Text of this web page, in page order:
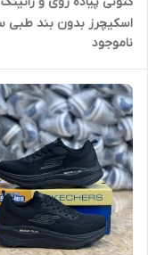
تا 45 SKECHERS
ناموجود